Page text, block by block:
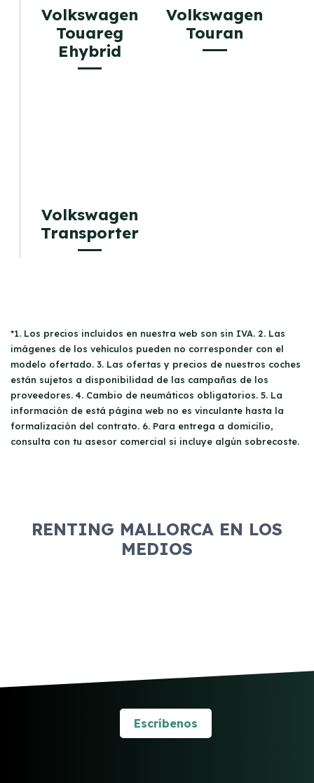
Volkswagen
Touareg
Ehybrid
Volkswagen
Touran
Volkswagen
Transporter
*1. Los precios incluidos en nuestra web son sin IVA. 2. Las
imágenes de los vehículos pueden no corresponder con el
modelo ofertado. 3. Las ofertas y precios de nuestros coches
están sujetos a disponibilidad de las campañas de los
proveedores. 4. Cambio de neumáticos obligatorios. 5. La
información de está página web no es vinculante hasta la
formalización del contrato. 6. Para entrega a domicilio,
consulta con tu asesor comercial si incluye algún sobrecoste.
RENTING MALLORCA EN LOS
MEDIOS
Escríbenos